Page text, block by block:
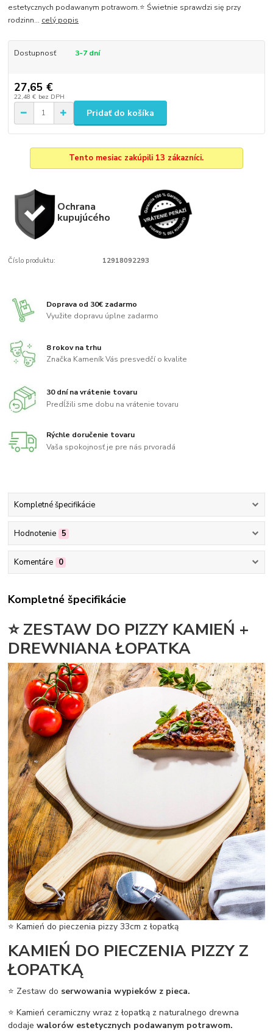
estetycznych podawanym potrawom.⭐ Świetnie sprawdzi się przy
rodzinn... celý popis
Dostupnosť 3-7 dní
27,65 €
22,48 € bez DPH
Pridať do košíka
Tento mesiac zakúpili 13 zákazníci.
Ochrana
kupujúcého
Číslo produktu: 12918092293
Doprava od 30€ zadarmo
Využite dopravu úplne zadarmo
8 rokov na trhu
Značka Kameník Vás presvedčí o kvalite
30 dní na vrátenie tovaru
Predĺžili sme dobu na vrátenie tovaru
Rýchle doručenie tovaru
Vaša spokojnosť je pre nás prvoradá
Kompletné špecifikácie
Hodnotenie 5
Komentáre 0
Kompletné špecifikácie
⭐ ZESTAW DO PIZZY KAMIEŃ +
DREWNIANA ŁOPATKA
⭐ Kamień do pieczenia pizzy 33cm z łopatką
KAMIEŃ DO PIECZENIA PIZZY Z
ŁOPATKĄ
⭐ Zestaw do serwowania wypieków z pieca.
⭐ Kamień ceramiczny wraz z łopatką z naturalnego drewna
dodajewalorów estetycznych podawanym potrawom.